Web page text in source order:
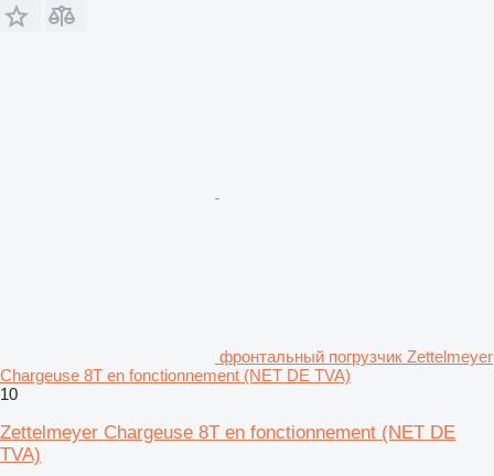
фронтальный погрузчик Zettelmeyer
Chargeuse 8T en fonctionnement (NET DE TVA)
10
Zettelmeyer Chargeuse 8T en fonctionnement (NET DE
TVA)